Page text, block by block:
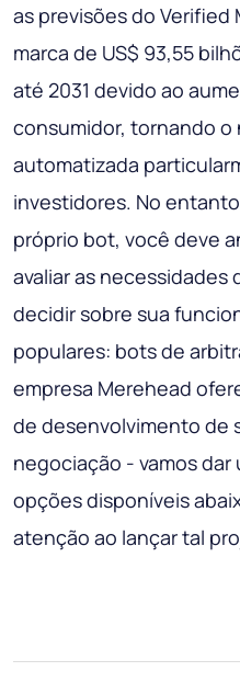
as previsões do Verified
marca de US$ 93,55
até 2031 devido ao
consumidor, tornando
automatizada
investidores. No
próprio bot, você deve
avaliar as necessidades
decidir sobre sua
populares: bots de
empresa Merehead
de desenvolvimento de
negociação - vamos dar
opções disponíveis
atenção ao lançar tal